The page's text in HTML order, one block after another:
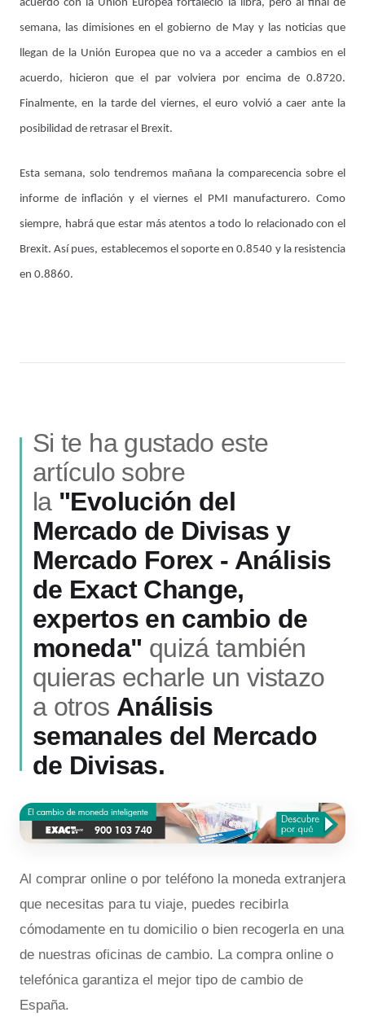
acuerdo con la Unión Europea fortaleció la libra, pero al final de
semana, las dimisiones en el gobierno de May y las noticias que
llegan de la Unión Europea que no va a acceder a cambios en el
acuerdo, hicieron que el par volviera por encima de 0.8720.
Finalmente, en la tarde del viernes, el euro volvió a caer ante la
posibilidad de retrasar el Brexit.
Esta semana, solo tendremos mañana la comparecencia sobre el
informe de inflación y el viernes el PMI manufacturero. Como
siempre, habrá que estar más atentos a todo lo relacionado con el
Brexit. Así pues, establecemos el soporte en 0.8540 y la resistencia
en 0.8860.
Si te ha gustado este
artículo sobre
la "Evolución del
Mercado de Divisas y
Mercado Forex - Análisis
de Exact Change,
expertos en cambio de
moneda" quizá también
quieras echarle un vistazo
a otros Análisis
semanales del Mercado
de Divisas.
Al comprar online o por teléfono la moneda extranjera
que necesitas para tu viaje, puedes recibirla
cómodamente en tu domicilio o bien recogerla en una
de nuestras oficinas de cambio. La compra online o
telefónica garantiza el mejor tipo de cambio de
España.